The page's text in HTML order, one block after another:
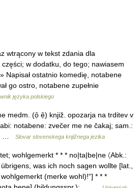
wtrącony w tekst zdania dla
w dodatku, do tego; nawiasem
Napisał ostatnio komedię, notabene
go ostro, notabene zupełnie
języka polskiego
medm. (ọ̑ ẹ̑) knjiž. opozarja na trditev v
notabene: zvečer me ne čakaj; sam.:
…
Slovar slovenskega knjižnega jezika
wohlgemerkt * * * no|ta|be|ne 〈Abk.:
was ich noch sagen wollte [lat.,
(merke wohl)!“] * * *